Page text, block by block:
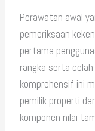
Perawatan awal
pemeriksaan
pertama
rangka serta
komprehensif ini
pemilik properti
komponen nilai